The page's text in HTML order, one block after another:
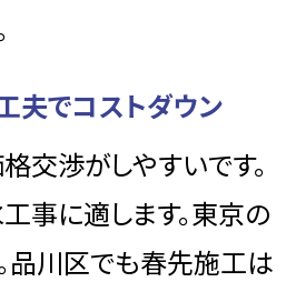
夫でコストダウン
交渉がしやすいです。
事に適します。東京の
品川区でも春先施工は